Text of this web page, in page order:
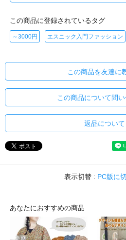
この商品に登録されているタグ
～3000円 エスニック入門ファッション
この商品を友達に
この商品について問
返品について
表示切替 : PC版に
あなたにおすすめの商品